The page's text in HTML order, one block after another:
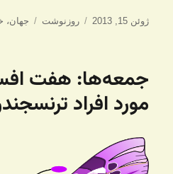
ارسال
ژوئن 15, 2013 دسته‌ها
روزنوشت جهان،
جمعه‌ها: هفت
مورد افراد